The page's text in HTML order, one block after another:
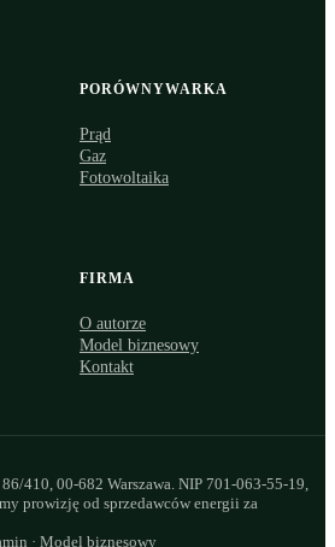
PORÓWNYWARKA
Prąd
Gaz
Fotowoltaika
FIRMA
O autorze
Model biznesowy
Kontakt
410, 00-682 Warszawa. NIP 701-063-55-19,
prowizję od sprzedawców energii za
· Model biznesowy